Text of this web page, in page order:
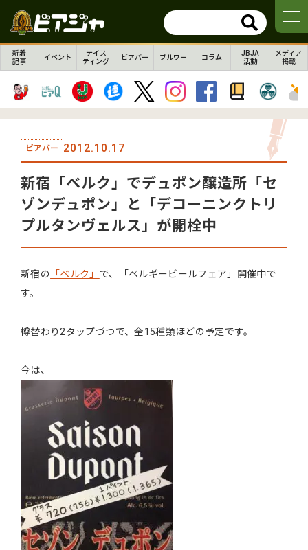
新着
記事
イベント
テイス
ティング
ビアバー ブルワー コラム
JBJA
活動
メディア
掲載
ビアバー 2012.10.17
新宿「ベルク」でデュポン醸造所「セ
ゾンデュポン」と「デコーニンクトリ
プルタンヴェルス」が開栓中
新宿の 「ベルク」 で、「ベルギービールフェア」開催中で
す。
樽替わり2タップづつで、全15種類ほどの予定です。
今は、